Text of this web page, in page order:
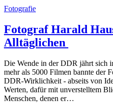
Fotografie
Fotograf Harald
Alltäglichen
Die Wende in der DDR jährt sich
mehr als 5000 Filmen bannte der
DDR-Wirklichkeit ‑ abseits von
Werten, dafür mit unverstelltem
Menschen, denen er…